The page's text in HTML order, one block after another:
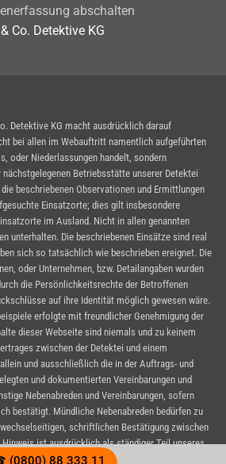
abschalten
Co. Detektive KG
Detektive KG macht ausdrücklich darauf
bei allen im Webauftritt namentlich aufgeführten
oder Niederlassungen handelt, sondern
Betriebsstätte unserer Detektei
beschriebenen Observationen und Ermittlungen
Einsatzorte; dies gilt insbesondere
im Ausland. Nicht in allen genannten
unterhalten. Die beschriebenen Einsätze sind real
sich so tatsächlich wie beschrieben ereignet. Die
oder Unternehmen, bzw. Detailangaben wurden
die Persönlichkeitsrechte der Betroffenen
auf ihre Identität möglich gewesen wäre.
erfolgte mit freundlicher Genehmigung der
dieser Webseite sind niemals und zu keinem
zwischen der Detektei und einem
und ausschließlich die in der Auftrags- und
und dokumentierten Vereinbarungen und
Nebenabreden und Vereinbarungen, sofern
bestätigt. Mündliche Nebenabreden bedürfen zu
schriftlichen Bestätigung zwischen
ist ausdrücklich als ständiger Teil unseres
gültig für alle Seiten, auf denen er eingeblendet
(0800) 88 333 11